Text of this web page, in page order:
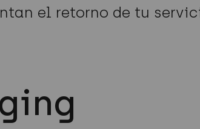
el retorno de tu